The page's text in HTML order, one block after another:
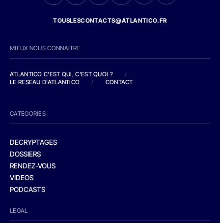
TOUSLESCONTACTS@ATLANTICO.FR
MIEUX NOUS CONNAITRE
ATLANTICO C'EST QUI, C'EST QUOI ?
/
LE RESEAU D'ATLANTICO
/ CONTACT
CATEGORIES
DECRYPTAGES
DOSSIERS
RENDEZ-VOUS
VIDEOS
PODCASTS
LEGAL